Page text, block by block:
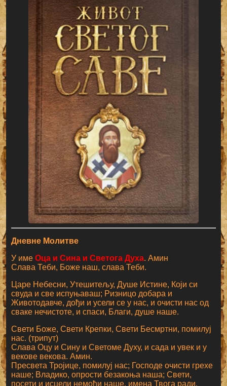
Дневне Молитве
У имеОца и Сина и Светога Духа. Амин
Слава Теби, Боже наш, слава Теби.
Царе Небесни, Утешитељу, Душе Истине, Који си
свуда и све испуњаваш; Ризницо добара и
Животодавче, дођи и усели се у нас, и очисти нас од
сваке нечистоте, и спаси, Благи, душе наше.
Свети Боже, Свети Крепки, Свети Бесмртни, помилуј
нас. (трипут)
Слава Оцу и Сину и Светоме Духу, и сада и увек и у
векове векова. Амин.
Пресвета Тројице, помилуј нас; Господе очисти грехе
наше; Владико, опрости безакоња наша; Свети,
посети и исцели немоћи наше, имена Твога ради.